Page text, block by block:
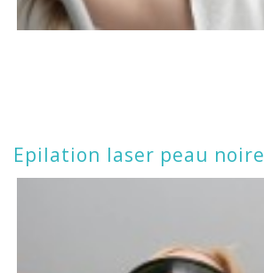
Epilation laser peau noire